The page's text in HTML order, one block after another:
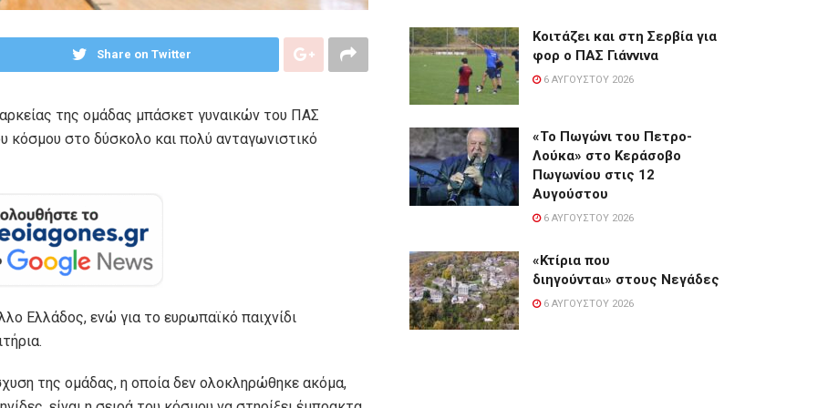
Share on Twitter
της ομάδας μπάσκετ γυναικών του ΠΑΣ
κόσμου στο δύσκολο και πολύ ανταγωνιστικό
Ελλάδος, ενώ για το ευρωπαϊκό παιχνίδι
της ομάδας, η οποία δεν ολοκληρώθηκε ακόμα,
Κοιτάζει και στη Σερβία για
φορ ο ΠΑΣ Γιάννινα
6 ΑΥΓΟΎΣΤΟΥ 2026
«Το Πωγώνι του Πετρο-
Λούκα» στο Κεράσοβο
Πωγωνίου στις 12
Αυγούστου
6 ΑΥΓΟΎΣΤΟΥ 2026
«Κτίρια που
διηγούνται» στους Νεγάδες
6 ΑΥΓΟΎΣΤΟΥ 2026